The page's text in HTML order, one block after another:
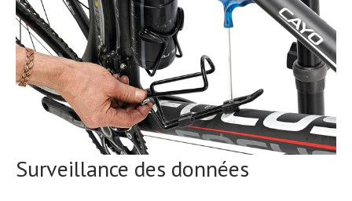
Surveillance des données